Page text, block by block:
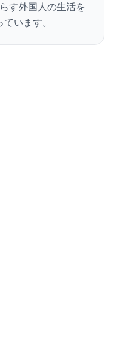
す外国人の生活を
います。